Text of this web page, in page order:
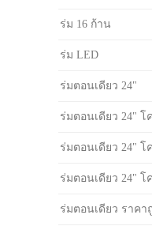
ร่ม 16 ก้าน
ร่ม LED
ร่มตอนเดียว 24"
ร่มตอนเดียว 24" โ
ร่มตอนเดียว 24" โ
ร่มตอนเดียว 24" โ
ร่มตอนเดียว ราคา